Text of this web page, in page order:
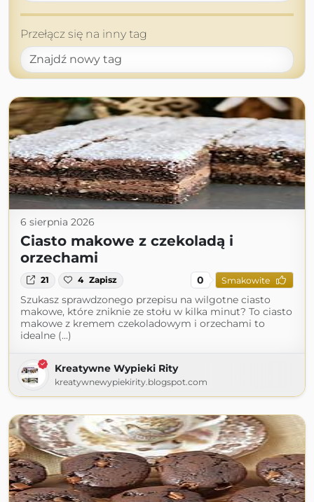
Przełącz się na inny tag
6 sierpnia 2026
Ciasto makowe z czekoladą i
orzechami
21 4 Zapisz 0 Smakowite
Szukasz sprawdzonego przepisu na wilgotne ciasto
makowe, które zniknie ze stołu w kilka minut? To ciasto
makowe z kremem czekoladowym i orzechami to
idealne (...)
Kreatywne Wypieki Rity
kreatywnewypiekirity.blogspot.com